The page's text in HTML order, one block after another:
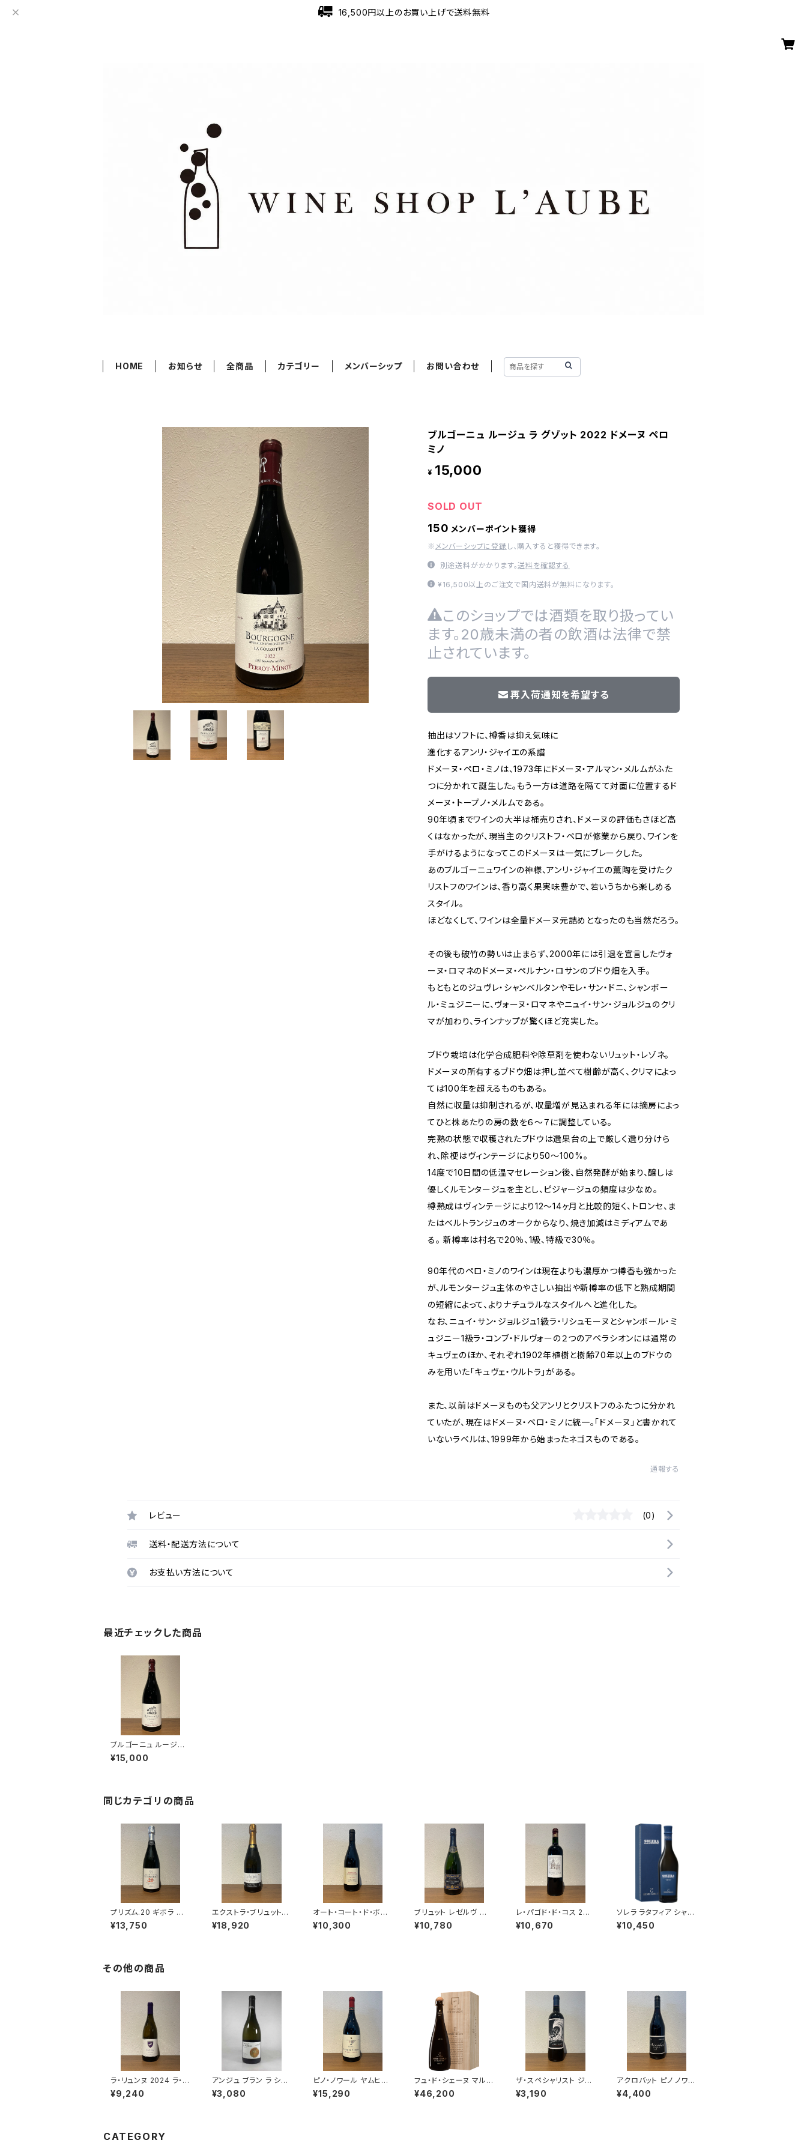
16,500円以上のお買い上げで送料無料
HOME お知らせ 全商品 カテゴリー メンバーシップ お問い合わせ
ブルゴーニュ ルージュ ラ グゾット 2022 ドメーヌ ペロ
ミノ
¥ 15,000
SOLD OUT
150 メンバーポイント獲得
※ メンバーシップに登録 し、購入すると獲得できます。
別途送料がかかります。送料を確認する
¥16,500以上のご注文で国内送料が無料になります。
このショップでは酒類を取り扱ってい
ます。20歳未満の者の飲酒は法律で禁
止されています。
再入荷通知を希望する
抽出はソフトに、樽香は抑え気味に
進化するアンリ・ジャイエの系譜
ドメーヌ・ペロ・ミノは、1973年にドメーヌ・アルマン・メルムがふた
つに分かれて誕生した。もう一方は道路を隔てて対面に位置するド
メーヌ・トープノ・メルムである。
90年頃までワインの大半は桶売りされ、ドメーヌの評価もさほど高
くはなかったが、現当主のクリストフ・ペロが修業から戻り、ワインを
手がけるようになってこのドメーヌは一気にブレークした。
あのブルゴーニュワインの神様、アンリ・ジャイエの薫陶を受けたク
リストフのワインは、香り高く果実味豊かで、若いうちから楽しめる
スタイル。
ほどなくして、ワインは全量ドメーヌ元詰めとなったのも当然だろう。
その後も破竹の勢いは止まらず、2000年には引退を宣言したヴォ
ーヌ・ロマネのドメーヌ・ペルナン・ロサンのブドウ畑を入手。
もともとのジュヴレ・シャンベルタンやモレ・サン・ドニ、シャンボー
ル・ミュジニーに、ヴォーヌ・ロマネやニュイ・サン・ジョルジュのクリ
マが加わり、ラインナップが驚くほど充実した。
ブドウ栽培は化学合成肥料や除草剤を使わないリュット・レゾネ。
ドメーヌの所有するブドウ畑は押し並べて樹齢が高く、クリマによっ
ては100年を超えるものもある。
自然に収量は抑制されるが、収量増が見込まれる年には摘房によっ
てひと株あたりの房の数を６〜７に調整している。
完熟の状態で収穫されたブドウは選果台の上で厳しく選り分けら
れ、除梗はヴィンテージにより50〜100%。
14度で10日間の低温マセレーション後、自然発酵が始まり、醸しは
優しくルモンタージュを主とし、ピジャージュの頻度は少なめ。
樽熟成はヴィンテージにより12〜14ヶ月と比較的短く、トロンセ、ま
たはベルトランジュのオークからなり、焼き加減はミディアムであ
る。 新樽率は村名で20％、1級、特級で30％。
90年代のペロ・ミノのワインは現在よりも濃厚かつ樽香も強かった
が、ルモンタージュ主体のやさしい抽出や新樽率の低下と熟成期間
の短縮によって、よりナチュラルなスタイルへと進化した。
なお、ニュイ・サン・ジョルジュ1級ラ・リシュモーヌとシャンボール・ミ
ュジニー1級ラ・コンブ・ドルヴォーの２つのアペラシオンには通常の
キュヴェのほか、それぞれ1902年植樹と樹齢70年以上のブドウの
みを用いた「キュヴェ・ウルトラ」がある。
また、以前はドメーヌものも父アンリとクリストフのふたつに分かれ
ていたが、現在はドメーヌ・ペロ・ミノに統一。「ドメーヌ」と書かれて
いないラベルは、1999年から始まったネゴスものである。
通報する
レビュー (0)
送料・配送方法について
お支払い方法について
最近チェックした商品
ブルゴーニュ ルージュ
ラ グゾット 2022 ドメー
ヌ ペロ ミノ
¥15,000
同じカテゴリの商品
プリズム.20 ギボラ ブラ
ン・ド・ブラン シャンパ
ーニュ グラン・クリュ 7
¥13,750
エクストラ・ブリュット
レ・ヴィーニュ・ドートル
フォワ 2021 ラエルト・
¥18,920
オート・コート・ド・ボー
ヌ・ルージュ レ・コテ 20
22 ドメーヌ・ド・カシオ
¥10,300
ブリュット レゼルヴ ジャ
ン・ラルマン シャンパー
ニュ ヴェルズネイ 750
¥10,780
レ・パゴド・ド・コス 202
1 750ml
¥10,670
ソレラ ラタフィア シャン
プノワ 500ml アンリ
ジロー
¥10,450
その他の商品
ラ・リュンヌ 2024 ラ・フ
ェルム・ド・ラ・サンソニ
エール 白ワイン 750m
¥9,240
アンジュ ブラン ラ シャ
ペル シュナン セック ヴ
ィエーユ ヴィーニュ 20
¥3,080
ピノ・ノワール ヤムヒル・
キュヴェ 2022 ドメー
ヌ・セリーヌ 赤ワイン 7
¥15,290
フュ・ド・シェーヌ マルチ
ヴィンテージ 木箱入 7
50ml アンリジロー
¥46,200
ザ・スペシャリスト ジン
ファンデル 2021 赤ワイ
ン 750ml
¥3,190
アクロバット ピノ ノワー
ル 2023 赤ワイン 750
ml
¥4,400
CATEGORY